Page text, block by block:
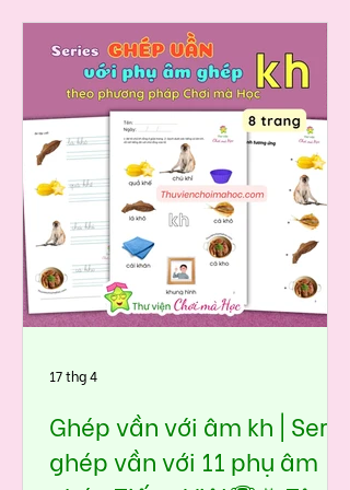
một chút, thì thấy là các bé gặp âm
ph rất sớm trong đời sống: phở,
phố, cà phê … Nhưng vì âm ph là
phụ âm ghép, có nhiều bé đọc chưa
tròn âm hoặc bỏ mất khi nói nhanh.
Bộ học liệu Ghép vần với âm ph
được thiết kế theo hướng đưa âm
vào tình huống quen thuộc, giúp
bé:👉 nhìn hình – nhận diện – lặp
lại – ghép dễ – đọc nhanh – hiểu
sâu một cách tự nhiên, không gò
ép.
Ghép vần với âm kh | Seri
ghép vần với 11 phụ âm
17 thg 4